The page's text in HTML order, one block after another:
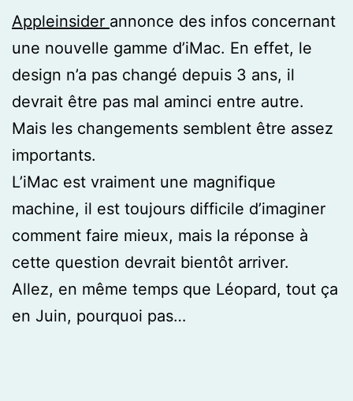
Appleinsider annonce des infos concernant
une nouvelle gamme d’iMac. En effet, le
design n’a pas changé depuis 3 ans, il
devrait être pas mal aminci entre autre.
Mais les changements semblent être assez
importants.
L’iMac est vraiment une magnifique
machine, il est toujours difficile d’imaginer
comment faire mieux, mais la réponse à
cette question devrait bientôt arriver.
Allez, en même temps que Léopard, tout ça
en Juin, pourquoi pas…